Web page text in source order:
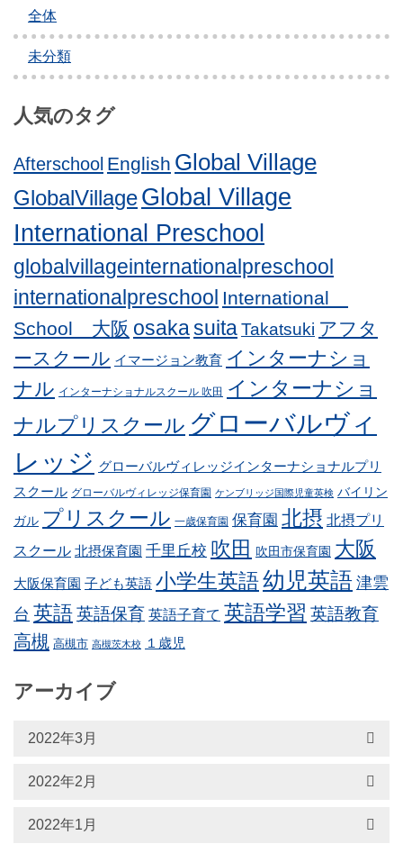
全体
未分類
人気のタグ
Afterschool English Global Village
GlobalVillageGlobal Village
International Preschool
globalvillageinternationalpreschool
internationalpreschool International
School 大阪 osakasuitaTakatsuki アフタ
ースクール イマージョン教育 インターナショ
ナル インターナショナルスクール 吹田
インターナショ
ナルプリスクール グローバルヴィ
レッジ グローバルヴィレッジインターナショナルプリ
スクール グローバルヴィレッジ保育園 ケンブリッジ国際児童英検 バイリン
ガル プリスクール 一歳保育園 保育園 北摂 北摂プリ
スクール 北摂保育園 千里丘校 吹田 吹田市保育園 大阪
大阪保育園 子ども英語 小学生英語幼児英語 津雲
台 英語英語保育 英語子育て 英語学習 英語教育
高槻 高槻市 高槻茨木校 １歳児
アーカイブ
2022年3月
2022年2月
2022年1月